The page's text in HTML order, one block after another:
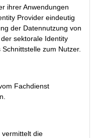
ihrer Anwendungen
Provider eindeutig
der Datennutzung von
sektorale Identity
zum Nutzer.
Fachdienst
die